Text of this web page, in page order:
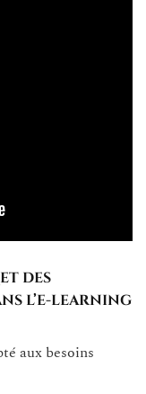
des
l’e-learning
aux besoins